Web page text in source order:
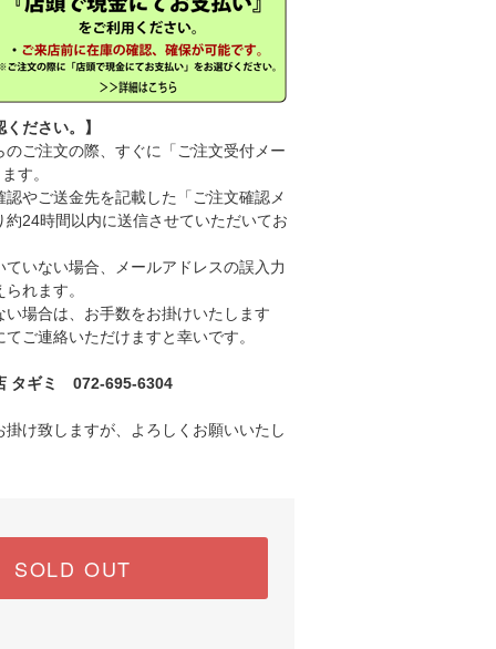
ださい。】
ご注文の際、すぐに「ご注文受付メー
す。
やご送金先を記載した「ご注文確認メ
約24時間以内に送信させていただいてお
いない場合、メールアドレスの誤入力
れます。
場合は、お手数をお掛けいたします
ご連絡いただけますと幸いです。
タギミ 072-695-6304
掛け致しますが、よろしくお願いいたし
SOLD OUT